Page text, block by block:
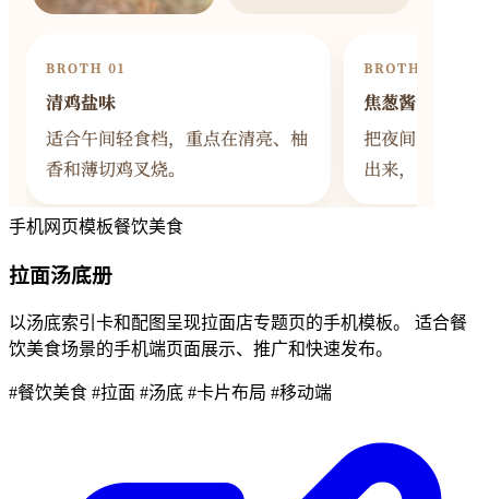
手机网页模板餐饮美食
拉面汤底册
以汤底索引卡和配图呈现拉面店专题页的手机模板。 适合餐
饮美食场景的手机端页面展示、推广和快速发布。
#餐饮美食 #拉面 #汤底 #卡片布局 #移动端